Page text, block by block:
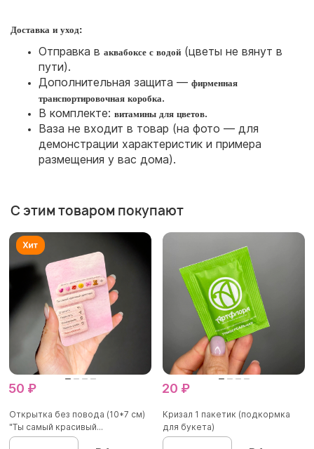
Доставка и уход:
Отправка в аквабоксе с водой (цветы не вянут в
пути).
Дополнительная защита — фирменная
транспортировочная коробка.
В комплекте: витамины для цветов.
Ваза не входит в товар (на фото — для
демонстрации характеристик и примера
размещения у вас дома).
С этим товаром покупают
50 ₽
Открытка без повода (10*7 см)
"Ты самый красивый...
20 ₽
Кризал 1 пакетик (подкормка
для букета)